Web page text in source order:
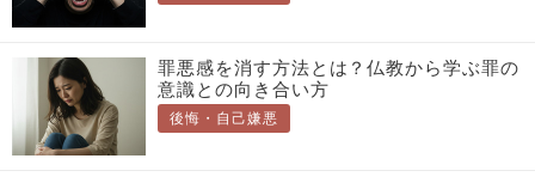
罪悪感を消す方法とは？仏教から学ぶ罪の
意識との向き合い方
後悔・自己嫌悪